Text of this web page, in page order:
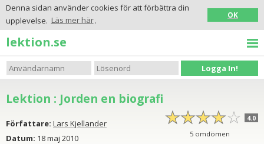
Denna sidan använder cookies för att förbättra din
upplevelse. Läs mer här.
OK
lektion.se
Logga In!
Lektion : Jorden en biografi
☆☆☆☆☆
★★★★★ 4.0
5 omdömen
Författare: Lars Kjellander
Datum: 18 maj 2010